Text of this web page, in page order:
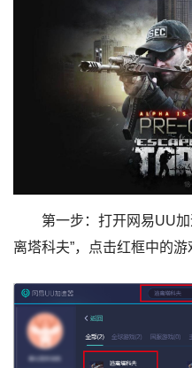
第一步：打开网易UU
离塔科夫”，点击红框中的游